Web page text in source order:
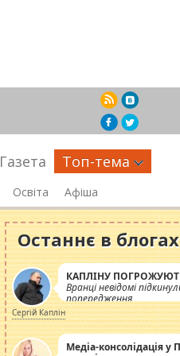
Газета Топ-тема
Освіта Афіша
Останнє в блогах
КАПЛІНУ
Вранці невідомі
попередження
Сергій Каплін
Медіа-консолідація у